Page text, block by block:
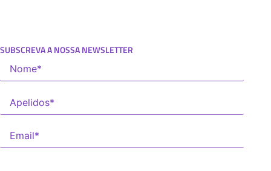
SUBSCREVA A NOSSA NEWSLETTER